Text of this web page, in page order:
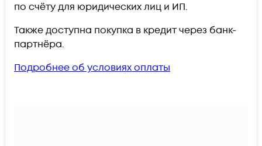
по счёту для юридических лиц и ИП.
Также доступна покупка в кредит через банк-
партнёра.
Подробнее об условиях оплаты